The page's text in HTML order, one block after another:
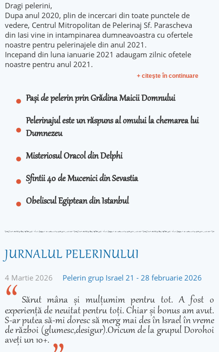
Dragi pelerini,
Dupa anul 2020, plin de incercari din toate punctele de
vedere, Centrul Mitropolitan de Pelerinaj Sf. Parascheva
din Iasi vine in intampinarea dumneavoastra cu ofertele
noastre pentru pelerinajele din anul 2021.
Incepand din luna ianuarie 2021 adaugam zilnic ofetele
noastre pentru anul 2021.
+ citeşte în continuare
Pași de pelerin prin Grădina Maicii Domnului
Pelerinajul este un răspuns al omului la chemarea lui
Dumnezeu
Misteriosul Oracol din Delphi
Sfintii 40 de Mucenici din Sevastia
Obeliscul Egiptean din Istanbul
JURNALUL PELERINULUI
4 Martie 2026 Pelerin grup Israel 21 - 28 februarie 2026
Sărut mâna și mulțumim pentru tot. A fost o
experiență de neuitat pentru toți. Chiar și bonus am avut.
S-ar putea să-mi doresc să merg mai des în Israel în vreme
de război (glumesc,desigur).Oricum de la grupul Dorohoi
aveți un 10+.